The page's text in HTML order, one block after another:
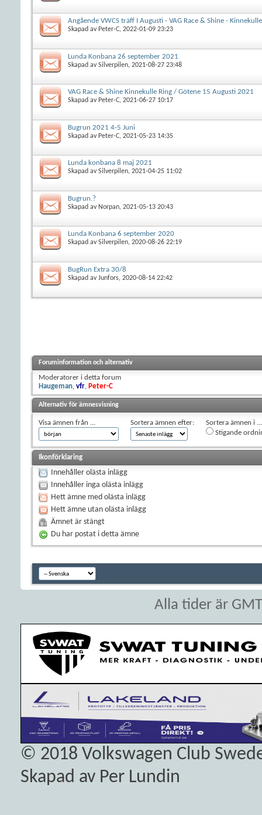
Angående VWCS träff I Augusti - VAG Race & Shine -
Skapad av Peter-C, 2022-01-09 23:23
Lunda Konbana 26 september 2021
Skapad avSilverpilen, 2021-08-27 23:48
VAG Race & Shine Kinnekulle Ring / Götene 15 Augusti 2021
Skapad av Peter-C, 2021-06-27 10:17
Bugrun 2021 4-5 Juni
Skapad av Peter-C, 2021-05-23 14:35
Lunda konbana 8 maj 2021
Skapad avSilverpilen, 2021-04-25 11:02
Bugrun.?
Skapad av Norpan, 2021-05-13 20:43
Lunda Konbana 6 september 2020
Skapad avSilverpilen, 2020-08-26 22:19
BugRun Extra 30/8
Skapad avJunfors, 2020-08-14 22:42
Foruminformation och alternativ
Moderatorer i detta forum
Haugeman, vfr, Peter-C
Alternativ för ämnesvisning
Visa ämnen från ... Sortera ämnen efter:
Sortera ämnen i ...
Stigande
Ikonförklaring
Innehåller olästa inlägg
Innehåller inga olästa inlägg
Hett ämne med olästa inlägg
Hett ämne utan olästa inlägg
Ämnet är stängt
Du har postat i detta ämne
Alla tider är
© 2018 Volkswagen Club
Skapad av Per Lundin